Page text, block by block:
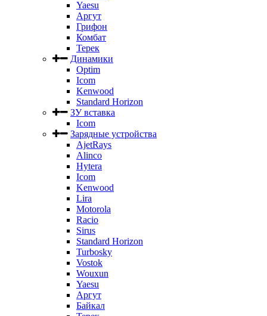
Yaesu
Аргут
Грифон
Комбат
Терек
Динамики
Optim
Icom
Kenwood
Standard Horizon
ЗУ вставка
Icom
Зарядные устройства
AjetRays
Alinco
Hytera
Icom
Kenwood
Lira
Motorola
Racio
Sirus
Standard Horizon
Turbosky
Vostok
Wouxun
Yaesu
Аргут
Байкал